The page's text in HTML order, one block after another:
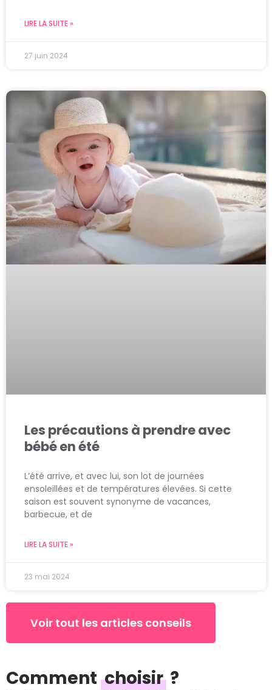
LIRE LA SUITE »
27 juin 2024
Les précautions à prendre avec
bébé en été
L’été arrive, et avec lui, son lot de journées
ensoleillées et de températures élevées. Si cette
saison est souvent synonyme de vacances,
barbecue, et de
LIRE LA SUITE »
23 mai 2024
Voir tout les articles conseils
Comment choisir ?